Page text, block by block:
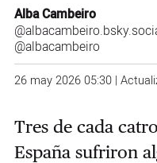
Alba Cambeiro
@albacambeiro
26 may 2026 05:30 |
Tres de cada
España sufriron